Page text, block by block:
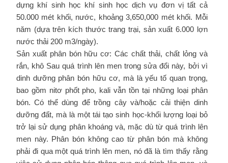
dựng khí sinh học khí sinh học dịch vụ đơn vị tất cả
50.000 mét khối, nước, khoảng 3,650,000 mét khối. Mỗi
năm (dựa trên kích thước trang trại, sản xuất 6.000 lợn
nước thải 200 m3/ngày).
Sản xuất phân bón hữu cơ: Các chất thải, chất lỏng và
rắn, khô Sau quá trình lên men trong sửa đổi này, bởi vì
dinh dưỡng phân bón hữu cơ, mà là yếu tố quan trọng,
bao gồm nitơ phốt pho, kali vẫn tồn tại những loại phân
bón. Có thể dùng để trồng cây và/hoặc cải thiện dinh
dưỡng đất, mà là một tái tạo sinh học-khối lượng loại bỏ
trở lại sử dụng phân khoáng và, mặc dù từ quá trình lên
men này. Phân bón không cao từ phân bón mà không
phải đi qua một quá trình lên men, nó đã là tìm thấy rằng